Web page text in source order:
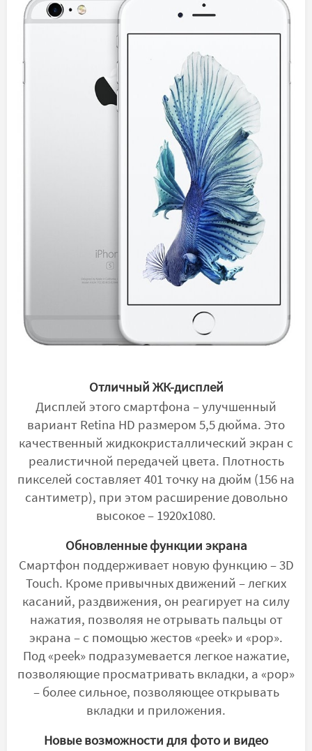
Отличный ЖК-дисплей
Дисплей этого смартфона – улучшенный
вариант Retina HD размером 5,5 дюйма. Это
качественный жидкокристаллический экран с
реалистичной передачей цвета. Плотность
пикселей составляет 401 точку на дюйм (156 на
сантиметр), при этом расширение довольно
высокое – 1920x1080.
Обновленные функции экрана
Смартфон поддерживает новую функцию – 3D
Touch. Кроме привычных движений – легких
касаний, раздвижения, он реагирует на силу
нажатия, позволяя не отрывать пальцы от
экрана – с помощью жестов «peek» и «pop».
Под «peek» подразумевается легкое нажатие,
позволяющие просматривать вкладки, а «pop»
– более сильное, позволяющее открывать
вкладки и приложения.
Новые возможности для фото и видео